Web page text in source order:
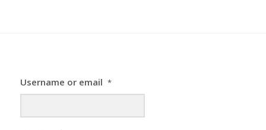
Username or email *